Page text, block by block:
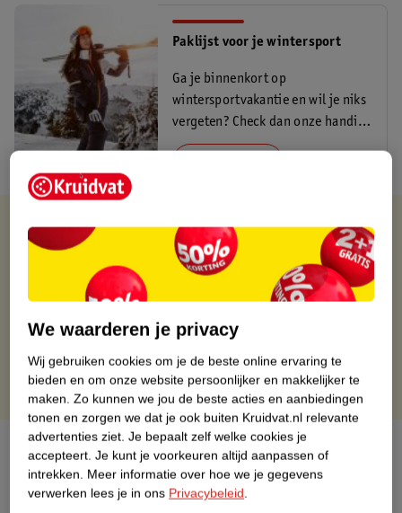
Paklijst voor je wintersport
Ga je binnenkort op
wintersportvakantie en wil je niks
vergeten? Check dan onze handige
inpaklijst!
Verkocht en verstuurd doorMamaLoes
Binnen 1 werkdag verstuurd
Gratis thuisbezorgd
Gratis punten met je Kruidvat kaart
Over dit product
Productinformatie
We waarderen je privacy
Wij gebruiken cookies om je de beste online ervaring te
bieden en om onze website persoonlijker en makkelijker te
maken. Zo kunnen we jou de beste acties en aanbiedingen
tonen en zorgen we dat je ook buiten Kruidvat.nl relevante
advertenties ziet. Je bepaalt zelf welke cookies je
accepteert. Je kunt je voorkeuren altijd aanpassen of
intrekken. Meer informatie over hoe we je gegevens
verwerken lees je in ons Privacybeleid.